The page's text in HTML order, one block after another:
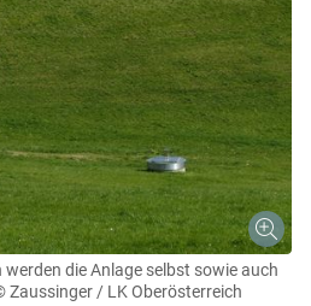
die Anlage selbst sowie auch
Zaussinger / LK Oberösterreich